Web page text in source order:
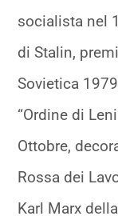
socialista nel
di Stalin,
Sovietica
“Ordine di
Ottobre,
Rossa dei
Karl Marx